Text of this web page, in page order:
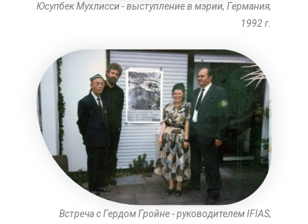
Юсупбек Мухлисси - выступление в мэрии, Германия,
1992 г.
Встреча с Гердом Гройне - руководителем IFIAS,